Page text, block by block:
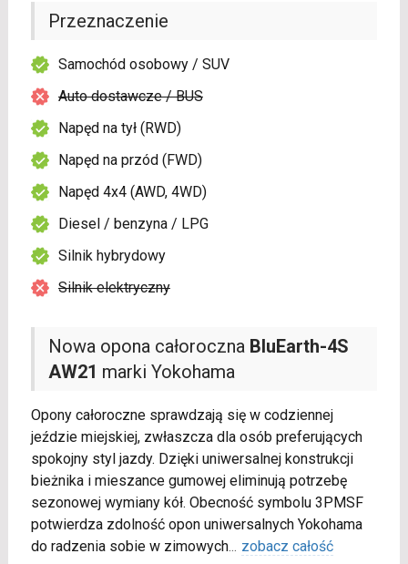
Nowa opona całoroczna BluEarth-4S
AW21 marki Yokohama
Opony całoroczne sprawdzają się w codziennej
jeździe miejskiej, zwłaszcza dla osób preferujących
spokojny styl jazdy. Dzięki uniwersalnej konstrukcji
bieżnika i mieszance gumowej eliminują potrzebę
sezonowej wymiany kół. Obecność symbolu 3PMSF
potwierdza zdolność opon uniwersalnych Yokohama
do radzenia sobie w zimowych... zobacz całość
Przeznaczenie
Samochód osobowy / SUV
Auto dostawcze / BUS
Napęd na tył (RWD)
Napęd na przód (FWD)
Napęd 4x4 (AWD, 4WD)
Diesel / benzyna / LPG
Silnik hybrydowy
Silnik elektryczny